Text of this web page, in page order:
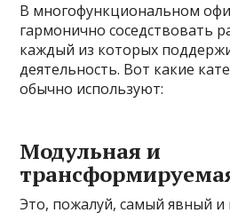
В многофункциональном
гармонично соседствовать
каждый из которых
деятельность. Вот какие
обычно используют:
Модульная и
Это, пожалуй, самый явный